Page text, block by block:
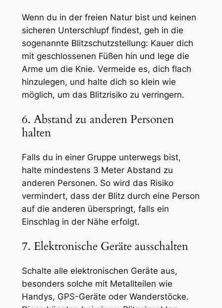
Wenn du in der freien Natur bist und keinen
sicheren Unterschlupf findest, geh in die
sogenannte Blitzschutzstellung: Kauer dich
mit geschlossenen Füßen hin und lege die
Arme um die Knie. Vermeide es, dich flach
hinzulegen, und halte dich so klein wie
möglich, um das Blitzrisiko zu verringern.
6. Abstand zu anderen Personen
halten
Falls du in einer Gruppe unterwegs bist,
halte mindestens 3 Meter Abstand zu
anderen Personen. So wird das Risiko
vermindert, dass der Blitz durch eine Person
auf die anderen überspringt, falls ein
Einschlag in der Nähe erfolgt.
7. Elektronische Geräte ausschalten
Schalte alle elektronischen Geräte aus,
besonders solche mit Metallteilen wie
Handys, GPS-Geräte oder Wanderstöcke.